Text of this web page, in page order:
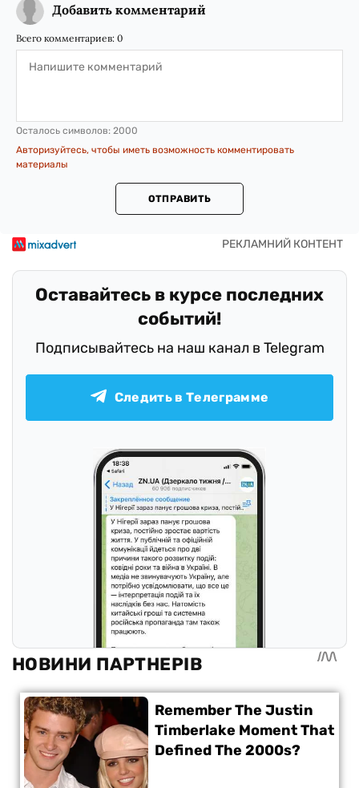
Добавить комментарий
Всего комментариев: 0
Осталось символов: 2000
Авторизуйтесь, чтобы иметь возможность комментировать
материалы
ОТПРАВИТЬ
Оставайтесь в курсе последних
событий!
Подписывайтесь на наш канал в Telegram
Следить в Телеграмме